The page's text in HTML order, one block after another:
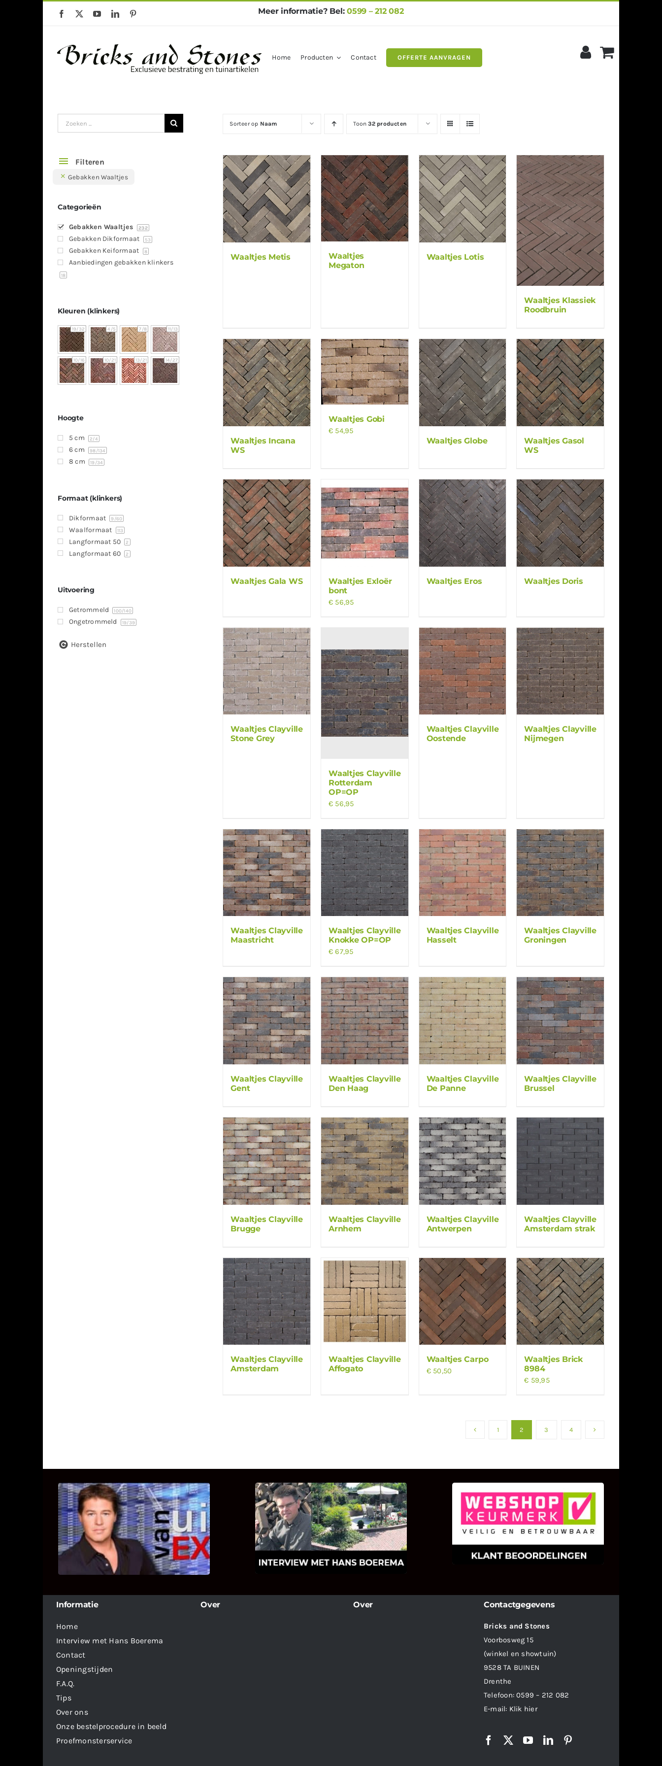
Meer informatie? Bel:0599 – 212 082
Home Producten Contact OFFERTE AANVRAGEN
Sorteer op Naam Toon32 producten
Waaltjes Metis
Waaltjes
Megaton
Waaltjes Lotis
Waaltjes Klassiek
Roodbruin
Waaltjes Incana
WS
Waaltjes Gobi
€ 54,95
Waaltjes Globe
Waaltjes Gasol
WS
Waaltjes Gala WS
Waaltjes Exloër
bont
€ 56,95
Waaltjes Eros Waaltjes Doris
Waaltjes Clayville
Stone Grey
Waaltjes Clayville
Rotterdam
OP=OP
€ 56,95
Waaltjes Clayville
Oostende
Waaltjes Clayville
Nijmegen
Waaltjes Clayville
Maastricht
Waaltjes Clayville
Knokke OP=OP
€ 67,95
Waaltjes Clayville
Hasselt
Waaltjes Clayville
Groningen
Waaltjes Clayville
Gent
Waaltjes Clayville
Den Haag
Waaltjes Clayville
De Panne
Waaltjes Clayville
Brussel
Waaltjes Clayville
Brugge
Waaltjes Clayville
Arnhem
Waaltjes Clayville
Antwerpen
Waaltjes Clayville
Amsterdam strak
Waaltjes Clayville
Amsterdam
Waaltjes Clayville
Affogato
Waaltjes Carpo
€50,50
Waaltjes Brick
8984
€ 59,95
1 2 3 4
Zoeken
naar:
Filteren
Gebakken Waaltjes
Categorieën
Gebakken Waaltjes 232
Gebakken Dikformaat 53
Gebakken Keiformaat 8
Aanbiedingen gebakken klinkers
18
Kleuren (klinkers)
19/32 4 /5 7/8 11/13
10/16 10/21 13/21 14/27
Hoogte
5 cm 2/4
6 cm 98/134
8 cm 19 /34
Formaat (klinkers)
Dikformaat 9 /60
Waalformaat 113
Langformaat 50 2
Langformaat 60 2
Uitvoering
Getrommeld 100/140
Ongetrommeld 19/39
Herstellen
UITSTEL VAN EXECUTIE
Bekijk hier de fragmenten van de
deelname van Bricks and Stones aan
dit programma.
INTERVIEW MET HANS
BOEREMA
Hoe Bricks and Stones ontstaan is en
wat Hans Boerema motiveert in de
KLANT BEOORDELINGEN
We zijn er zeer op gesteld om te
weten wat u als klant van ons en
onze diensten vindt.
Informatie
Home
Interview met Hans Boerema
Contact
Openingstijden
F.A.Q.
Tips
Over ons
Onze bestelprocedure in beeld
Proefmonsterservice
Over Over Contactgegevens
Bricks and Stones
Voorbosweg 15
(winkel en showtuin)
9528 TA BUINEN
Drenthe
Telefoon:0599 – 212 082
E-mail: Klik hier